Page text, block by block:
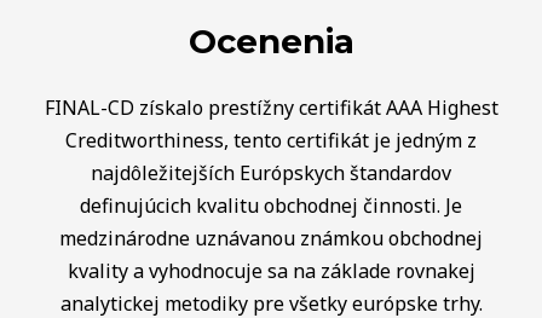
Ocenenia
FINAL-CD získalo prestížny certifikát AAA Highest
Creditworthiness, tento certifikát je jedným z
najdôležitejších Európskych štandardov
definujúcich kvalitu obchodnej činnosti. Je
medzinárodne uznávanou známkou obchodnej
kvality a vyhodnocuje sa na základe rovnakej
analytickej metodiky pre všetky európske trhy.